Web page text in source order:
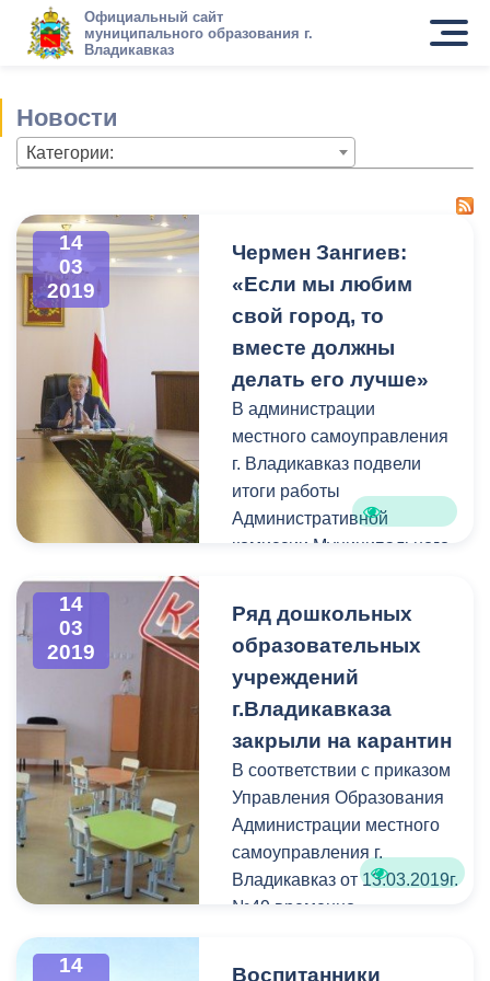
Официальный сайт
муниципального образования г.
Владикавказ
Новости
Категории:
14
03
2019
Чермен Зангиев:
«Если мы любим
свой город, то
вместе должны
делать его лучше»
В администрации
местного самоуправления
г. Владикавказ подвели
итоги работы
Административной
комиссии Муниципального
Административной
комиссии муниципального
образования г.
ВладикавказЧермен
Зангиевпредставил отчёт
о проделанной органом
работе. В заседании
приняли участие
руководители структурных
подразделений столичной
мэрии, которые входят в
14
03
2019
Ряд дошкольных
образовательных
учреждений
г.Владикавказа
закрыли на карантин
В соответствии с приказом
Управления Образования
Администрации местного
самоуправления г.
Владикавказ от 13.03.2019г.
№49 временно
14
Воспитанники